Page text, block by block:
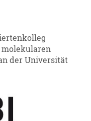
molekularen
der Universität